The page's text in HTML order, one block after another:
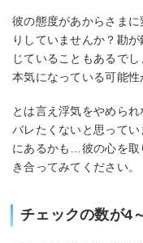
彼の態度があからさま
りしていませんか？勘
じていることもあるで
本気になっている可能性
とは言え浮気をやめら
バレたくないと思って
にあるかも…彼の心を取
き合ってみてください。
チェックの数が4